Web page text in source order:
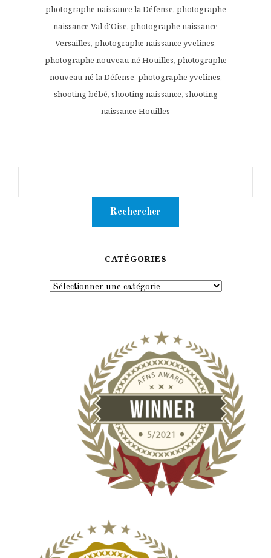
photographe naissance la Défense, photographe
naissance Val d'Oise, photographe naissance
Versailles, photographe naissance yvelines,
photographe nouveau-né Houilles, photographe
nouveau-né la Défense, photographe yvelines,
shooting bébé, shooting naissance, shooting
naissance Houilles
CATÉGORIES